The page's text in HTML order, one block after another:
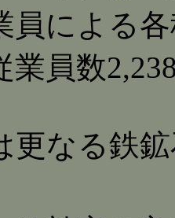
員による
業員数
更なる鉄